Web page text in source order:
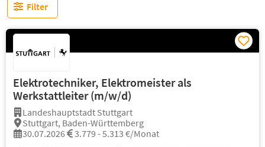
Filter
Elektrotechniker, Elektromeister als
Werkstattleiter (m/w/d)
Landeshauptstadt Stuttgart
Stuttgart, Baden-Württemberg
30.07.2026
3.779 - 5.313 €/Monat